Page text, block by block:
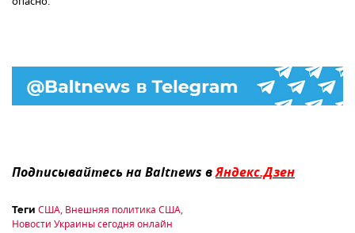
Подписывайтесь на Baltnews вЯндекс.Дзен
Теги США, Внешняя политика США,
Новости Украины сегодня онлайн